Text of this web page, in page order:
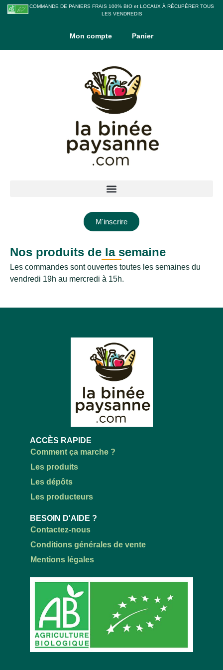
COMMANDE DE PANIERS FRAIS 100% BIO et LOCAUX À RÉCUPÉRER TOUS
LES VENDREDIS
Mon compte Panier
M'inscrire
Nos produits de la semaine
Les commandes sont ouvertes toutes les semaines du
vendredi 19h au mercredi à 15h.
ACCÈS RAPIDE
Comment ça marche ?
Les produits
Les dépôts
Les producteurs
BESOIN D'AIDE ?
Contactez-nous
Conditions générales de vente
Mentions légales